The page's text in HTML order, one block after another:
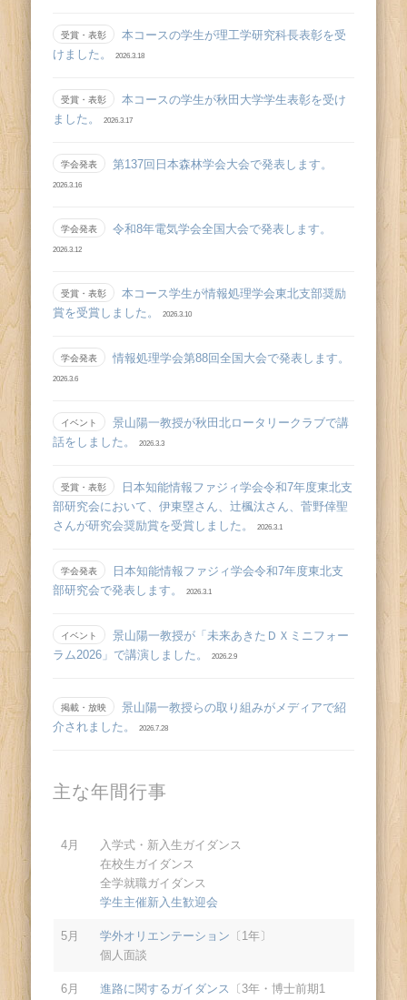
受賞・表彰
本コースの学生が理工学研究科長表彰を受
けました。
2026.3.18
受賞・表彰
本コースの学生が秋田大学学生表彰を受け
ました。
2026.3.17
学会発表 第137回日本森林学会大会で発表します。
2026.3.16
学会発表 令和8年電気学会全国大会で発表します。
2026.3.12
受賞・表彰
本コース学生が情報処理学会東北支部奨励
賞を受賞しました。
2026.3.10
学会発表 情報処理学会第88回全国大会で発表します。
2026.3.6
イベント
景山陽一教授が秋田北ロータリークラブで講
話をしました。
2026.3.3
受賞・表彰
日本知能情報ファジィ学会令和7年度東北支
部研究会において、伊東塁さん、辻󠄀楓汰さん、菅野倖聖
さんが研究会奨励賞を受賞しました。
2026.3.1
学会発表
日本知能情報ファジィ学会令和7年度東北支
部研究会で発表します。
2026.3.1
イベント
景山陽一教授が「未来あきたＤＸミニフォー
ラム2026」で講演しました。
2026.2.9
掲載・放映
景山陽一教授らの取り組みがメディアで紹
介されました。
2026.7.28
主な年間行事
4月
入学式・新入生ガイダンス
在校生ガイダンス
全学就職ガイダンス
学生主催新入生歓迎会
5月 学外オリエンテーション 〔1年〕
個人面談
6月 進路に関するガイダンス 〔3年・博士前期1